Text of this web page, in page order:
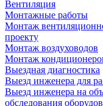
Вентиляция
Монтажные работы
Монтаж
проекту
Монтаж воздуховодов
Монтаж
Выездная диагностика
Выезд инженера для
Выезд инженера на
обследования